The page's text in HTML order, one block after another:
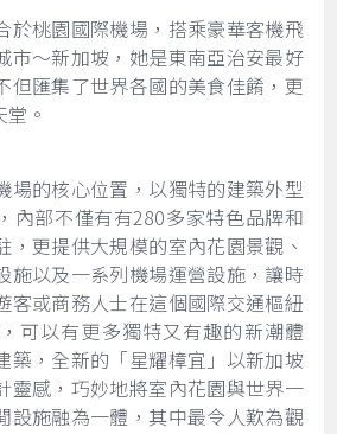
於桃園國際機場，搭乘豪華客機飛
市～新加坡，她是東南亞治安最好
但匯集了世界各國的美食佳餚，更
。
場的核心位置，以獨特的建築外型
內部不僅有有280多家特色品牌和
，更提供大規模的室內花園景觀、
施以及一系列機場運營設施，讓時
客或商務人士在這個國際交通樞紐
可以有更多獨特又有趣的新潮體
築，全新的「星耀樟宜」以新加坡
靈感，巧妙地將室內花園與世界一
設施融為一體，其中最令人歎為觀